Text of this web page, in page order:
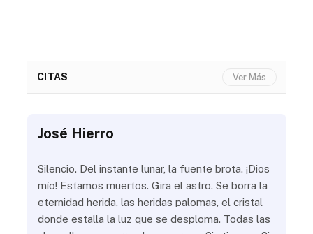
CITAS Ver Más
José Hierro
Silencio. Del instante lunar, la fuente brota. ¡Dios
mío! Estamos muertos. Gira el astro. Se borra la
eternidad herida, las heridas palomas, el cristal
donde estalla la luz que se desploma. Todas las